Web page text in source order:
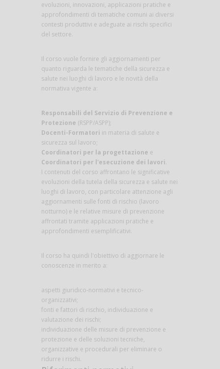
evoluzioni, innovazioni, applicazioni pratiche e
approfondimenti di tematiche comuni ai diversi
contesti produttivi e adeguate ai rischi specifici
del settore.
Il corso vuole fornire gli aggiornamenti per
quanto riguarda le tematiche della sicurezza e
salute nei luoghi di lavoro e le novità della
normativa vigente a:
Responsabili del Servizio di Prevenzione e
Protezione (RSPP/ASPP);
Docenti-Formatori in materia di salute e
sicurezza sul lavoro;
Coordinatori per la progettazione e
Coordinatori per l'esecuzione dei lavori.
I contenuti del corso affrontano le significative
evoluzioni della tutela della sicurezza e salute nei
luoghi di lavoro, con particolare attenzione agli
aggiornamenti sulle fonti di rischio (lavoro
notturno) e le relative misure di prevenzione
affrontati tramite applicazioni pratiche e
approfondimenti esemplificativi.
Il corso ha quindi l'obiettivo di aggiornare le
conoscenze in merito a:
aspetti giuridico-normativi e tecnico-
organizzativi;
fonti e fattori di rischio, individuazione e
valutazione dei rischi;
individuazione delle misure di prevenzione e
protezione e delle soluzioni tecniche,
organizzative e procedurali per eliminare o
ridurre i rischi.